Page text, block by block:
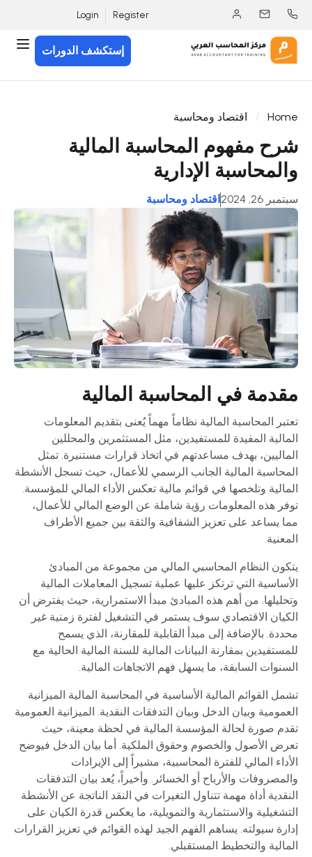
Register
Login
إستكشف الدورات
Home اقتصاد ومحاسبة
شرح مفهوم المحاسبة المالية
والمحاسبة الإدارية
سبتمبر 26, 2024 اقتصاد ومحاسبة
مقدمة في المحاسبة المالية
تعتبر المحاسبة المالية نظاماً مهماً يُعنى بتقديم المعلومات
المالية المفيدة للمستفيدين، مثل المستثمرين والمحللين
الماليين، بهدف مساعدتهم في اتخاذ قرارات مستنيرة. تمثل
المحاسبة المالية الجانب الرسمي للأعمال، حيث تسجل الأنشطة
المالية وتلخصها في قوائم مالية تعكس الأداء المالي للمؤسسة.
توفر هذه المعلومات رؤية شاملة عن الوضع المالي للأعمال،
مما يساعد على تعزيز الشفافية والثقة بين جميع الأطراف
المعنية.
يتكون النظام المحاسبي المالي من مجموعة من المبادئ
الأساسية التي ترتكز عليها عملية تسجيل المعاملات المالية
وتحليلها. من أهم هذه المبادئ مبدأ الاستمرارية، حيث يفترض أن
الكيان الاقتصادي سوف يستمر في التشغيل لفترة زمنية غير
محددة. بالإضافة إلى مبدأ القابلية للمقارنة، الذي يسمح
للمستفيدين بمقارنة البيانات المالية للسنة المالية الحالية مع
السنوات السابقة، ما يسهل فهم الاتجاهات المالية.
تشمل القوائم المالية الأساسية في المحاسبة المالية الميزانية
العمومية وبيان الدخل وبيان التدفقات النقدية. الميزانية العمومية
تقدم صورة لحالة المؤسسة المالية في لحظة معينة، حيث
تعرض الأصول والخصوم وحقوق الملكية. أما بيان الدخل فيوضح
الأداء المالي للفترة المحاسبية، مشيراً إلى الإيرادات
والمصروفات والأرباح أو الخسائر. وأخيراً، يُعد بيان التدفقات
النقدية أداة مهمة تتناول التغيرات في النقد الناتجة عن الأنشطة
التشغيلية والاستثمارية والتمويلية، ما يعكس قدرة الكيان على
إدارة سيولته. يساهم الفهم الجيد لهذه القوائم في تعزيز القرارات
المالية والتخطيط المستقبلي.